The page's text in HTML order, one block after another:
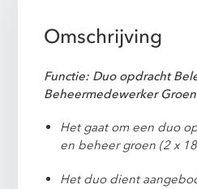
Omschrijving
Functie: Duo opdracht
Beheermedewerker Groen
Het gaat om een duo
en beheer groen (2 x
Het duo dient